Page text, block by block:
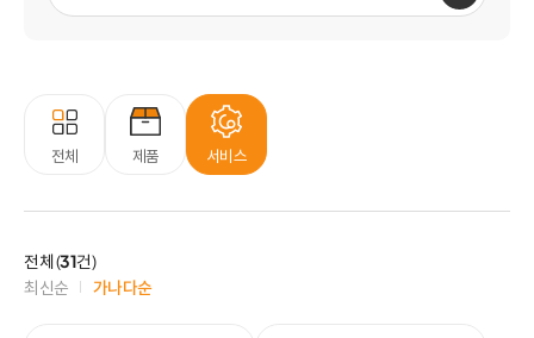
전체 제품 서비스
전체 (31건)
최신순
가나다순